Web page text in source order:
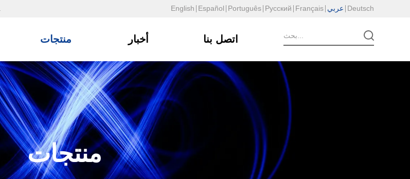
English Español Português Русский Français عربي Deutsch
منتجات أخبار اتصل بنا
منتجات